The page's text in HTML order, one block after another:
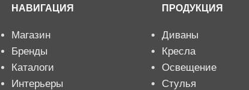
НАВИГАЦИЯ
Магазин
Бренды
Каталоги
Интерьеры
ПРОДУКЦИЯ
Диваны
Кресла
Освещение
Стулья